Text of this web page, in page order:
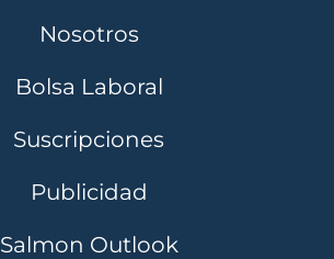
Nosotros
Bolsa Laboral
Suscripciones
Publicidad
Salmon Outlook